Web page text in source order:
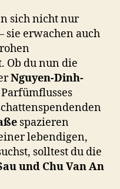
sich nicht nur
sie erwachen auch
Ob du nun die
Nguyen-Dinh-
spazieren
lebendigen,
solltest du die
und Chu Van An